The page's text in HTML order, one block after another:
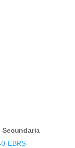
Secundaria
EBRS-